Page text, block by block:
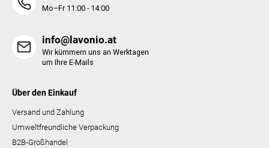
Mo–Fr 11:00 - 14:00
info@lavonio.at
Wir kümmern uns an Werktagen
um Ihre E-Mails
Über den Einkauf
Versand und Zahlung
Umweltfreundliche Verpackung
B2B-Großhandel